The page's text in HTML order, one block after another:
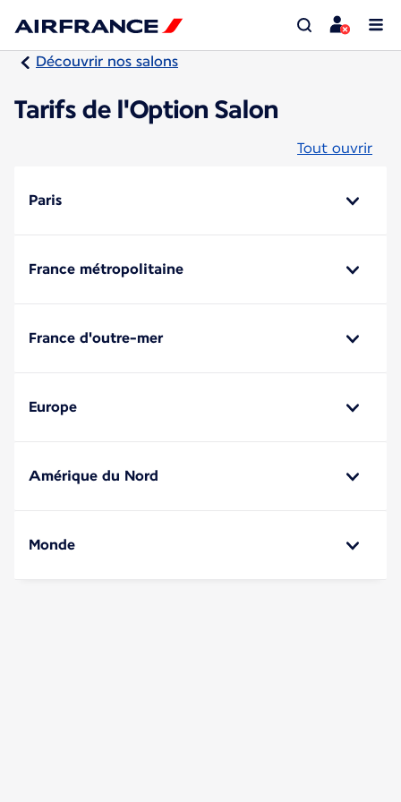
Découvrir nos salons
Tarifs de l'Option Salon
Tout ouvrir
Paris
France métropolitaine
France d'outre-mer
Europe
Amérique du Nord
Monde